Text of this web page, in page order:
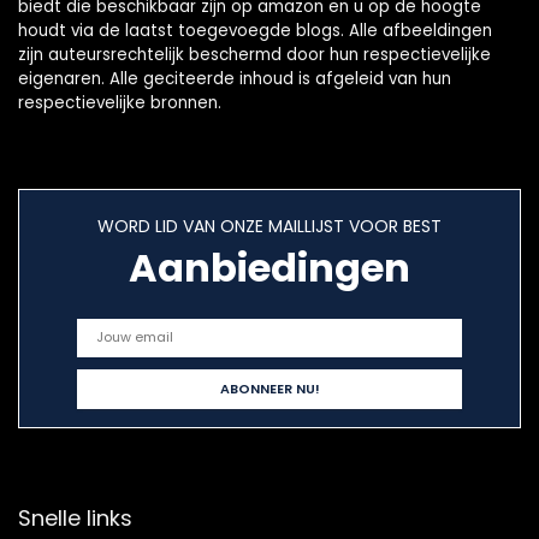
biedt die beschikbaar zijn op amazon en u op de hoogte
houdt via de laatst toegevoegde blogs. Alle afbeeldingen
zijn auteursrechtelijk beschermd door hun respectievelijke
eigenaren. Alle geciteerde inhoud is afgeleid van hun
respectievelijke bronnen.
WORD LID VAN ONZE MAILLIJST VOOR BEST
Aanbiedingen
Snelle links